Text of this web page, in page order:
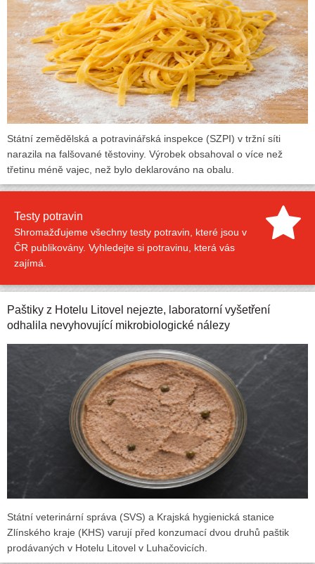
Státní zemědělská a potravinářská inspekce (SZPI) v tržní síti
narazila na falšované těstoviny. Výrobek obsahoval o více než
třetinu méně vajec, než bylo deklarováno na obalu.
Testy potravin
Shromažďujeme všechny testy potravin, které jsou v
ČR publikovány. Vyhledejte si potravinu, která vás
zajímá.
Paštiky z Hotelu Litovel nejezte, laboratorní vyšetření
odhalila nevyhovující mikrobiologické nálezy
Státní veterinární správa (SVS) a Krajská hygienická stanice
Zlínského kraje (KHS) varují před konzumací dvou druhů paštik
prodávaných v Hotelu Litovel v Luhačovicích.